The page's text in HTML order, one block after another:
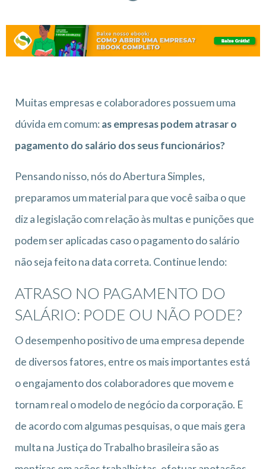
Muitas empresas e colaboradores possuem uma
dúvida em comum:as empresas podem atrasar o
pagamento do salário dos seus funcionários?
Pensando nisso, nós do Abertura Simples,
preparamos um material para que você saiba o que
diz a legislação com relação às multas e punições que
podem ser aplicadas caso o pagamento do salário
não seja feito na data correta. Continue lendo:
ATRASO NO PAGAMENTO DO
SALÁRIO: PODE OU NÃO PODE?
O desempenho positivo de uma empresa depende
de diversos fatores, entre os mais importantes está
o engajamento dos colaboradores que movem e
tornam real o modelo de negócio da corporação. E
de acordo com algumas pesquisas, o que mais gera
multa na Justiça do Trabalho brasileira são as